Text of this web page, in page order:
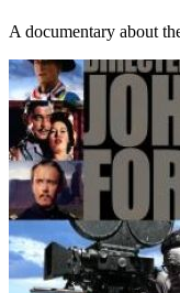
A documentary about